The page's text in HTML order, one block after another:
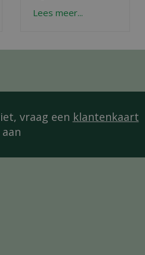
Lees meer...
vraag een klantenkaart
aan